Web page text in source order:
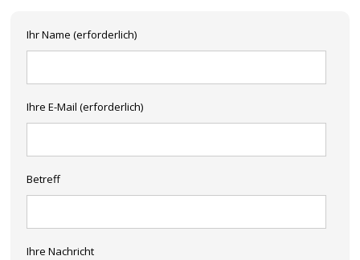
Ihr Name (erforderlich)
Ihre E-Mail (erforderlich)
Betreff
Ihre Nachricht